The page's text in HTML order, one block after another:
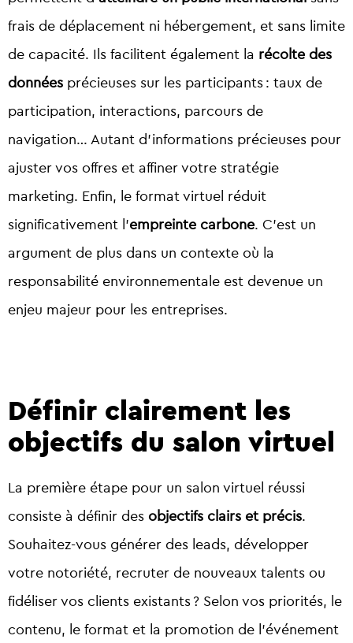
frais de déplacement ni hébergement, et sans limite
de capacité. Ils facilitent également la récolte des
données précieuses sur les participants : taux de
participation, interactions, parcours de
navigation… Autant d’informations précieuses pour
ajuster vos offres et affiner votre stratégie
marketing. Enfin, le format virtuel réduit
significativement l’empreinte carbone. C’est un
argument de plus dans un contexte où la
responsabilité environnementale est devenue un
enjeu majeur pour les entreprises.
Définir clairement les
objectifs du salon virtuel
La première étape pour un salon virtuel réussi
consiste à définir des objectifs clairs et précis.
Souhaitez-vous générer des leads, développer
votre notoriété, recruter de nouveaux talents ou
fidéliser vos clients existants ? Selon vos priorités, le
contenu, le format et la promotion de l’événement